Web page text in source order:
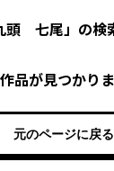
頭 七尾」の検
品が見つかり
元のページに戻る